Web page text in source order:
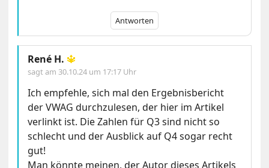
Antworten
René H. 🔱
sagt am 30.10.24 um 17:17 Uhr
Ich empfehle, sich mal den Ergebnisbericht
der VWAG durchzulesen, der hier im Artikel
verlinkt ist. Die Zahlen für Q3 sind nicht so
schlecht und der Ausblick auf Q4 sogar recht
gut!
Man könnte meinen, der Autor dieses Artikels